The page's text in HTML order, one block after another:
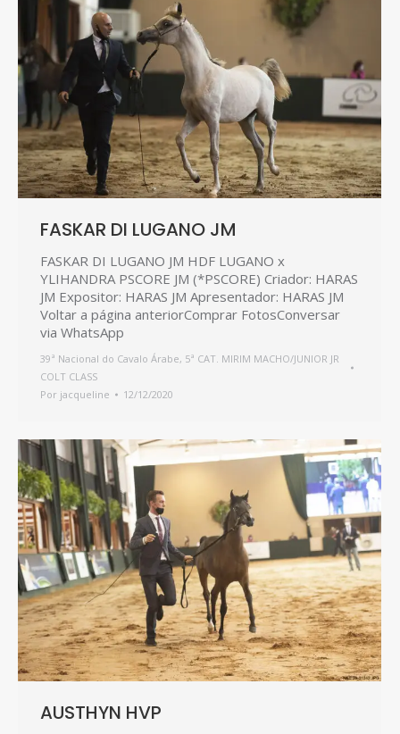
FASKAR DI LUGANO JM
FASKAR DI LUGANO JM HDF LUGANO x
YLIHANDRA PSCORE JM (*PSCORE) Criador: HARAS
JM Expositor: HARAS JM Apresentador: HARAS JM
Voltar a página anteriorComprar FotosConversar
via WhatsApp
39ª Nacional do Cavalo Árabe, 5ª CAT. MIRIM MACHO/JUNIOR JR
COLT CLASS
Por jacqueline 12/12/2020
AUSTHYN HVP